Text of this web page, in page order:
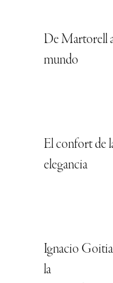
De Martorell
mundo
El confort de
elegancia
Ignacio
la